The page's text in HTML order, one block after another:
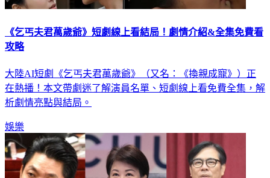
《乞丐夫君萬歲爺》短劇線上看結局！劇情介紹&全集免費看
攻略
大陸AI短劇《乞丐夫君萬歲爺》（又名：《換親成寵》）正
在熱播！本文帶劇迷了解演員名單、短劇線上看免費全集，解
析劇情亮點與結局。
娛樂